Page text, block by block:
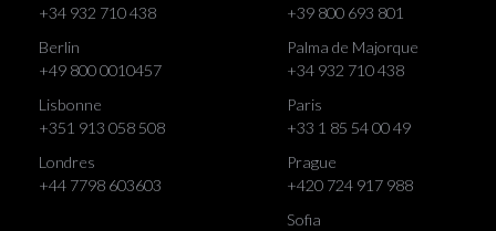
+34 932 710 438
Berlin
+49 800 0010457
Lisbonne
+351 913 058 508
Londres
+44 7798 603603
+39 800 693 801
Palma de Majorque
+34 932 710 438
Paris
+33 1 85 54 00 49
Prague
+420 724 917 988
Sofia